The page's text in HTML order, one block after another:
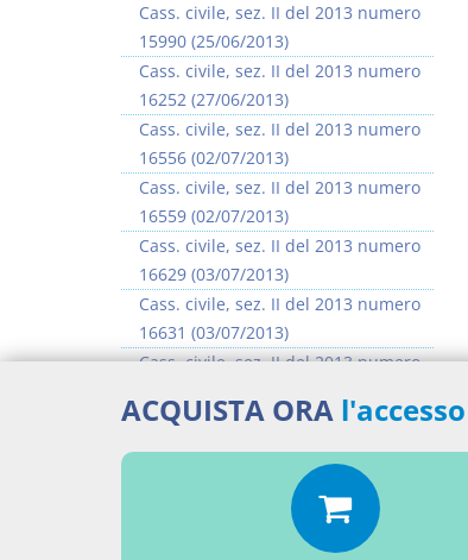
Cass. civile, sez. II del 2013 numero
15990 (25/06/2013)
Cass. civile, sez. II del 2013 numero
16252 (27/06/2013)
Cass. civile, sez. II del 2013 numero
16556 (02/07/2013)
Cass. civile, sez. II del 2013 numero
16559 (02/07/2013)
Cass. civile, sez. II del 2013 numero
16629 (03/07/2013)
Cass. civile, sez. II del 2013 numero
16631 (03/07/2013)
Cass. civile, sez. II del 2013 numero
Cass. civile, sez. II del 2013 numero
16637 (03/07/2013)
>> Vai all'argomento completo
ACQUISTA ORA l'accesso